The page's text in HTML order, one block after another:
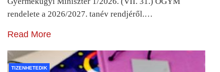
rendelete a 2026/2027. tanév rendjéről.…
Read More
TIZENHETEDIK